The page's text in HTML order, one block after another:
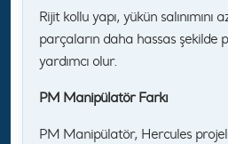
Rijit kollu yapı, yükün salınımını
parçaların daha hassas şekilde
yardımcı olur.
PM Manipülatör Farkı
PM Manipülatör, Hercules